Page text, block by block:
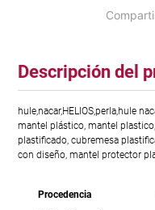
Descripción del
hule,nacar,HELIOS,perla,hule
mantel plástico, mantel
plastificado, cubremesa
con diseño, mantel protector
Procedencia